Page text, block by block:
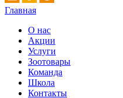
Главная
О нас
Акции
Услуги
Зоотовары
Команда
Школа
Контакты